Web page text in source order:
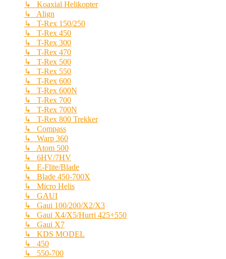
↳ Koaxial Helikopter
↳ Align
↳ T-Rex 150/250
↳ T-Rex 450
↳ T-Rex 300
↳ T-Rex 470
↳ T-Rex 500
↳ T-Rex 550
↳ T-Rex 600
↳ T-Rex 600N
↳ T-Rex 700
↳ T-Rex 700N
↳ T-Rex 800 Trekker
↳ Compass
↳ Warp 360
↳ Atom 500
↳ 6HV/7HV
↳ E-Flite/Blade
↳ Blade 450-700X
↳ Micro Helis
↳ GAUI
↳ Gaui 100/200/X2/X3
↳ Gaui X4/X5/Hurri 425+550
↳ Gaui X7
↳ KDS MODEL
↳ 450
↳ 550-700